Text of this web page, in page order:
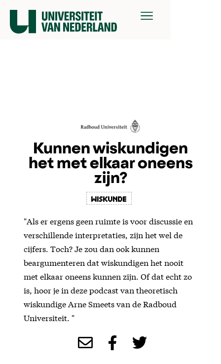
Kunnen wiskundigen
het met elkaar oneens
zijn?
wiskunde
"Als er ergens geen ruimte is voor discussie en
verschillende interpretaties, zijn het wel de
cijfers. Toch? Je zou dan ook kunnen
beargumenteren dat wiskundigen het nooit
met elkaar oneens kunnen zijn. Of dat echt zo
is, hoor je in deze podcast van theoretisch
wiskundige Arne Smeets van de Radboud
Universiteit. "